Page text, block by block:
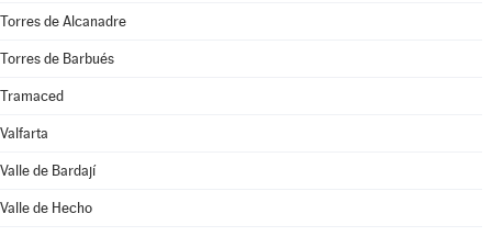
Torres de Alcanadre
Torres de Barbués
Tramaced
Valfarta
Valle de Bardají
Valle de Hecho